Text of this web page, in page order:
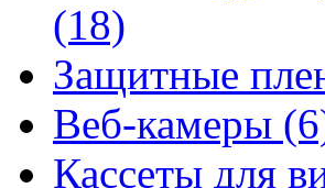
(18)
Защитные
Веб-камеры
Кассеты для